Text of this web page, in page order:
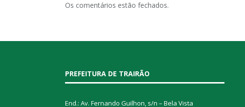
Os comentários estão fechados.
PREFEITURA DE TRAIRÃO
End.: Av. Fernando Guilhon, s/n – Bela Vista